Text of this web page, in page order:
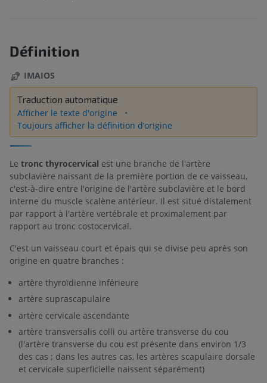
Définition
IMAIOS
Traduction automatique
Afficher le texte d'origine
Toujours afficher la définition d’origine
Le tronc thyrocervical est une branche de l'artère
subclavière naissant de la première portion de ce vaisseau,
c'est-à-dire entre l'origine de l'artère subclavière et le bord
interne du muscle scalène antérieur. Il est situé distalement
par rapport à l'artère vertébrale et proximalement par
rapport au tronc costocervical.
C'est un vaisseau court et épais qui se divise peu après son
origine en quatre branches :
artère thyroïdienne inférieure
artère suprascapulaire
artère cervicale ascendante
artère transversalis colli ou artère transverse du cou
(l'artère transverse du cou est présente dans environ 1/3
des cas ; dans les autres cas, les artères scapulaire dorsale
et cervicale superficielle naissent séparément)